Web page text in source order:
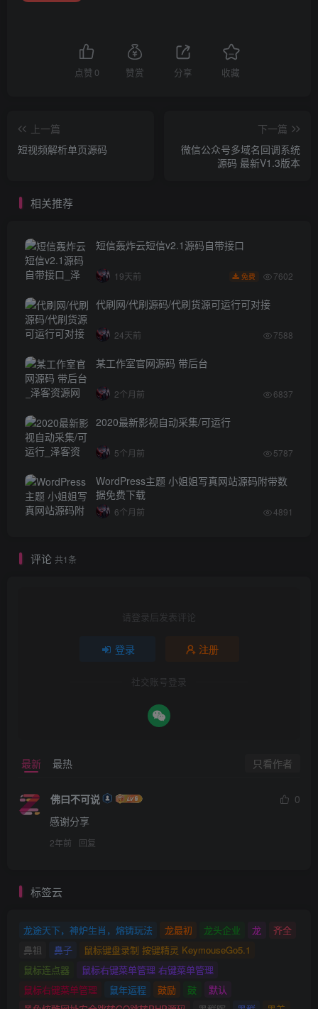
点赞 0 赞赏 分享 收藏
上一篇
短视频解析单页源码
下一篇
微信公众号多域名回调系统
源码 最新V1.3版本
相关推荐
短信轰炸云短信v2.1源码自带接口
19天前 免费 7602
代刷网/代刷源码/代刷货源可运行可对接
24天前 7588
某工作室官网源码 带后台
2个月前 6837
2020最新影视自动采集/可运行
5个月前 5787
WordPress主题 小姐姐写真网站源码附带数
据免费下载
6个月前 4891
评论 共1条
请登录后发表评论
登录 注册
社交账号登录
最新 最热 只看作者
佛曰不可说
0
感谢分享
2年前 回复
标签云
龙途天下，神炉生肖，熔铸玩法 龙最初 龙头企业 龙
齐全
鼻祖
鼻子
鼠标键盘录制 按键精灵 KeymouseGo5.1
鼠标连点器
鼠标右键菜单管理 右键菜单管理
鼠标右键菜单管理
鼠年运程 鼓励 鼓
默认